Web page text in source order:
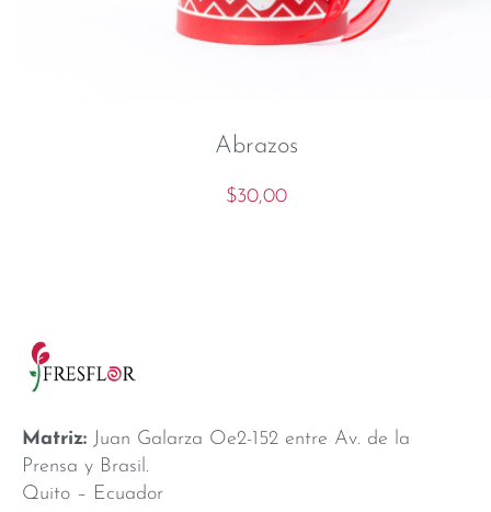
Abrazos
$30,00
Matriz: Juan Galarza Oe2-152 entre Av. de la
Prensa y Brasil.
Quito – Ecuador